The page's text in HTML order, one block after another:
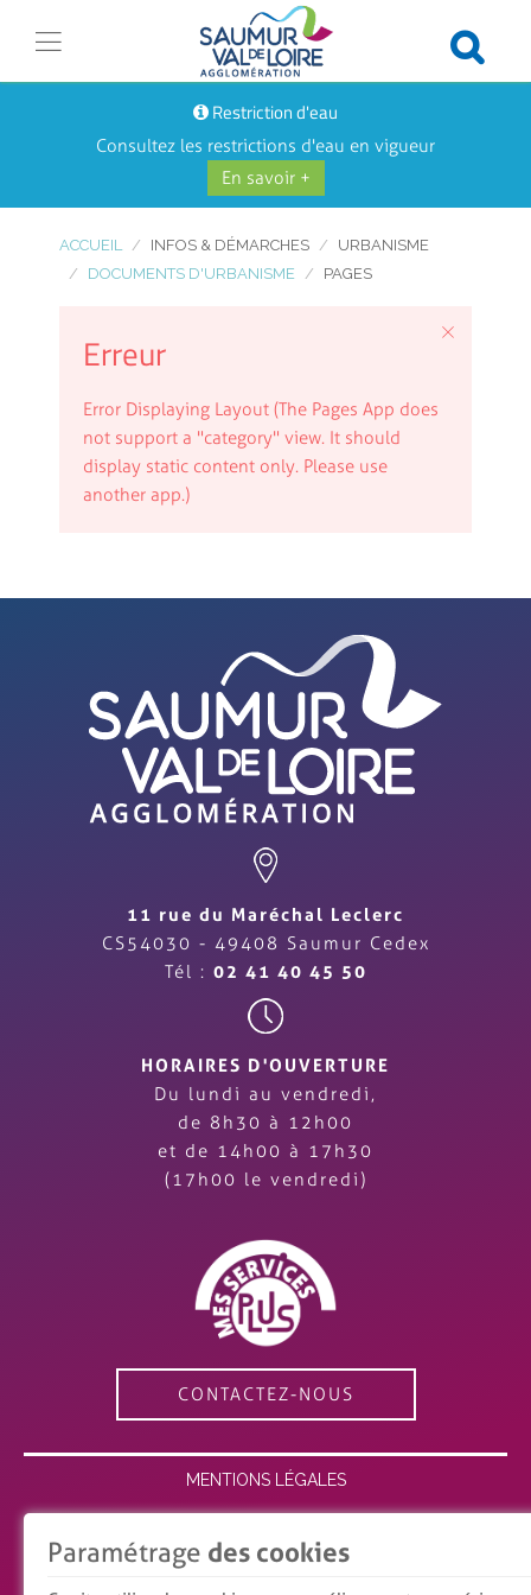
Restriction d'eau
Consultez les restrictions d'eau en vigueur
En savoir +
ACCUEIL INFOS & DÉMARCHES
URBANISME
DOCUMENTS D'URBANISME
PAGES
Erreur
Error Displaying Layout (The Pages App does
not support a "category" view. It should
display static content only. Please use
another app.)
Paramétrage des cookies
11 rue du Maréchal Leclerc
CS54030 - 49408 Saumur Cedex
Tél : 02 41 40 45 50
HORAIRES D'OUVERTURE
Du lundi au vendredi,
de 8h30 à 12h00
et de 14h00 à 17h30
(17h00 le vendredi)
CONTACTEZ-NOUS
MENTIONS LÉGALES